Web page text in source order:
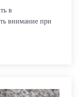
в
внимание при